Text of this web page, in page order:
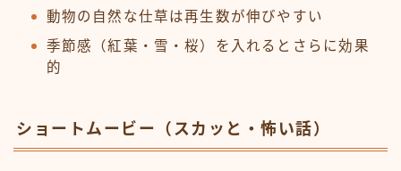
動物の自然な仕草は再生数が伸びやすい
季節感（紅葉・雪・桜）を入れるとさらに効果
的
ショートムービー（スカッと・怖い話）